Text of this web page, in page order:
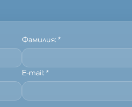
Фамилия:*
E-mail:*